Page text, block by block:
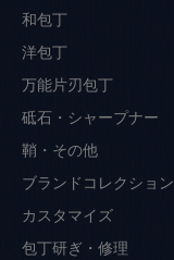
和包丁
洋包丁
万能片刃包丁
砥石・シャープナー
鞘・その他
ブランドコレクション
カスタマイズ
包丁研ぎ・修理